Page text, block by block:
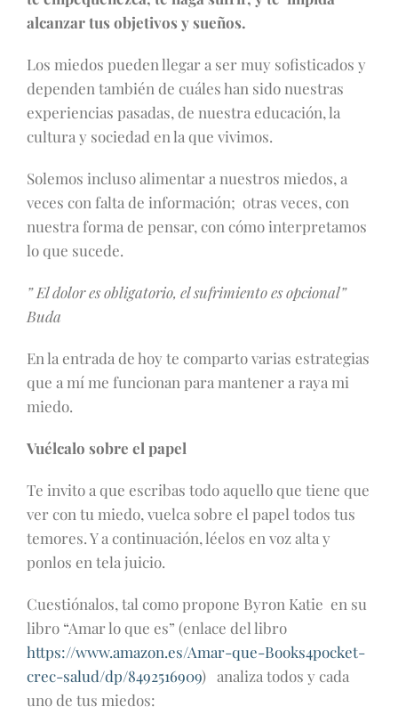
alcanzar tus objetivos y sueños.
Los miedos pueden llegar a ser muy sofisticados y
dependen también de cuáles han sido nuestras
experiencias pasadas, de nuestra educación, la
cultura y sociedad en la que vivimos.
Solemos incluso alimentar a nuestros miedos, a
veces con falta de información; otras veces, con
nuestra forma de pensar, con cómo interpretamos
lo que sucede.
” El dolor es obligatorio, el sufrimiento es opcional”
Buda
En la entrada de hoy te comparto varias estrategias
que a mí me funcionan para mantener a raya mi
miedo.
Vuélcalo sobre el papel
Te invito a que escribas todo aquello que tiene que
ver con tu miedo, vuelca sobre el papel todos tus
temores. Y a continuación, léelos en voz alta y
ponlos en tela juicio.
Cuestiónalos, tal como propone Byron Katie en su
libro “Amar lo que es” (enlace del libro
https://www.amazon.es/Amar-que-Books4pocket-
crec-salud/dp/8492516909) analiza todos y cada
uno de tus miedos: